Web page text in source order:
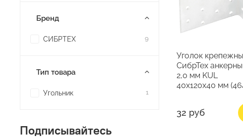
Уголок
СибрТех
2,0 мм KUL
40x120x40 мм
32 руб
Бренд
СИБРТЕХ 9
Тип товара
Угольник 1
Подписывайтесь